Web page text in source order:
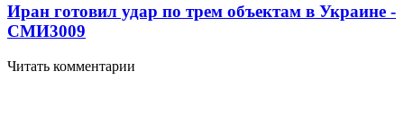
Иран готовил удар по трем объектам в Украине -
СМИ3009
Читать комментарии